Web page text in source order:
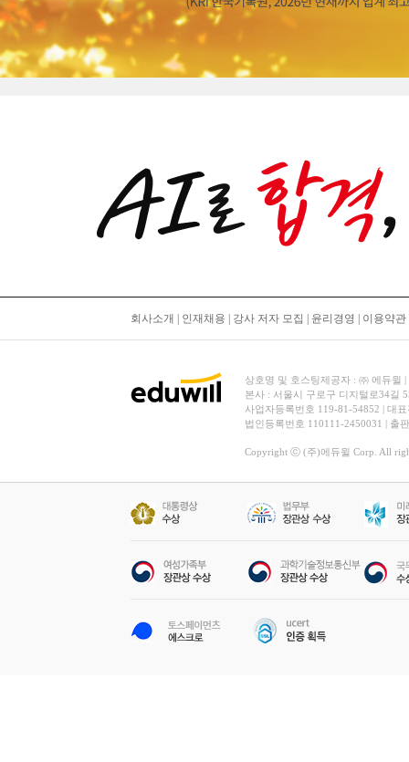
회사소개 인재채용 강사 저자 모집 윤리경영 이용약관
상호명 및 호스팅제공자 : ㈜ 에듀윌
본사 : 서울시 구로구 디지털로34길
사업자등록번호 119-81-54852 | 대
법인등록번호 110111-2450031 | 출
Copyright ⓒ (주)에듀윌 Corp. All